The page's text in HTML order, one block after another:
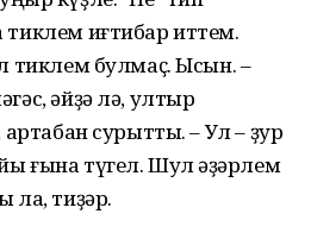
иғтибар иттем.
тиклем булмаҫ. Ысын. –
əйҙə лə, ултыр
сурытты. – Ул – ҙур
ғына түгел. Шул ҡəҙəрлем
тиҙəр.